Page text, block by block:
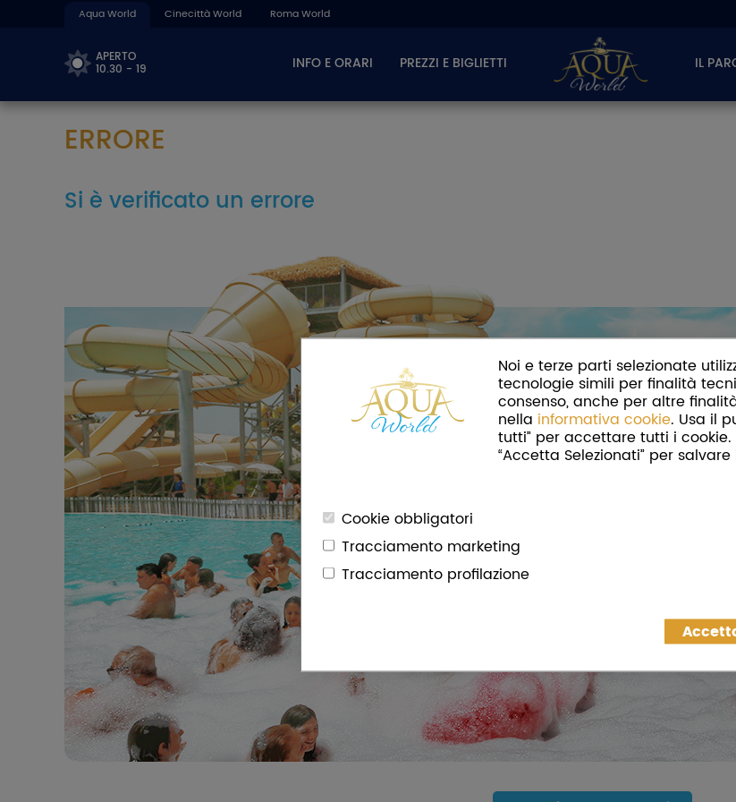
Noi e terze parti selezionate
tecnologie simili per finalità
consenso, anche per altre
nella informativa cookie. Usa il
tutti” per accettare tutti i
“Accetta Selezionati” per
Cookie obbligatori
Tracciamento marketing
Tracciamento profilazione
Aqua World Cinecittà World Roma World
APERTO
10.30 - 19 INFO E ORARI PREZZI E BIGLIETTI IL
ERRORE
Si è verificato un errore